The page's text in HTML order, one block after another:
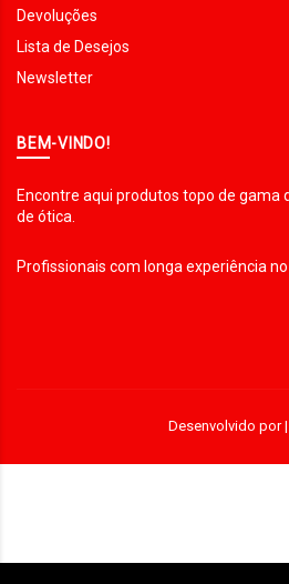
Devoluções
Lista de Desejos
Newsletter
BEM-VINDO!
Encontre aqui produtos topo de gama
de ótica.
Profissionais com longa experiência
Desenvolvido por |